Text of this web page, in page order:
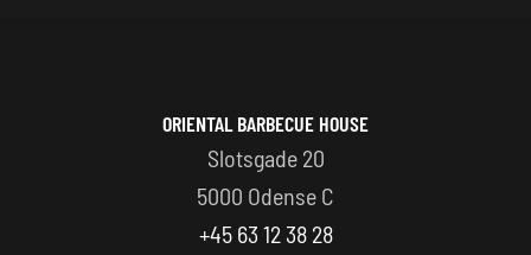
ORIENTAL BARBECUE HOUSE
Slotsgade 20
5000 Odense C
+45 63 12 38 28